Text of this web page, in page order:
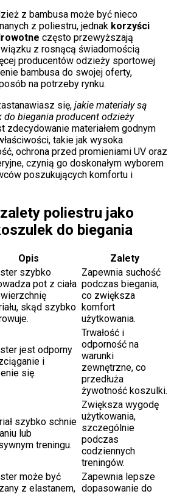
z bambusa może być nieco
z poliestru, jednak korzyści
często przewyższają
z rosnącą świadomością
producentów odzieży sportowej
bambusa do swojej oferty,
na potrzeby rynku.
się, jakie materiały są
do biegania producent odzieży
zdecydowanie materiałem godnym
takie jak wysoka
ochrona przed promieniami UV oraz
czynią go doskonałym wyborem
poszukujących komfortu i
poliestru jako
do biegania
Opis Zalety
szybko
pot z ciała
skąd szybko
Zapewnia suchość
podczas biegania,
co zwiększa
komfort
użytkowania.
jest odporny
i
się.
Trwałość i
odporność na
warunki
zewnętrzne, co
przedłuża
żywotność koszulki.
szybko schnie
lub
treningu.
Zwiększa wygodę
użytkowania,
szczególnie
podczas
codziennych
treningów.
może być
z elastanem,
Zapewnia lepsze
dopasowanie do